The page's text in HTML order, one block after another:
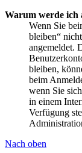
Warum werde ich
Wenn Sie
bleiben“
angemeldet.
bleiben,
beim
wenn Sie
in einem
Verfügung
Nach oben